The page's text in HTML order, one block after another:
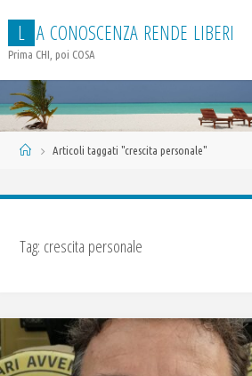
contenuto
L A CONOSCENZA RENDE LIBERI
Prima CHI, poi COSA
HomeArticoli taggati "crescita personale"
Tag: crescita personale